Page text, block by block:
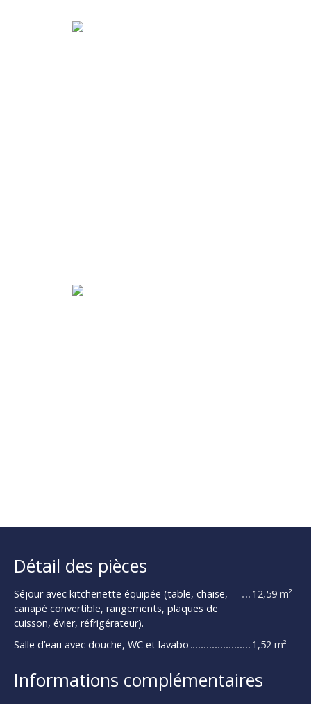
Détail des pièces
Séjour avec kitchenette équipée (table, chaise,
canapé convertible, rangements, plaques de
cuisson, évier, réfrigérateur).
12,59 m²
Salle d’eau avec douche, WC et lavabo 1,52 m²
Informations complémentaires